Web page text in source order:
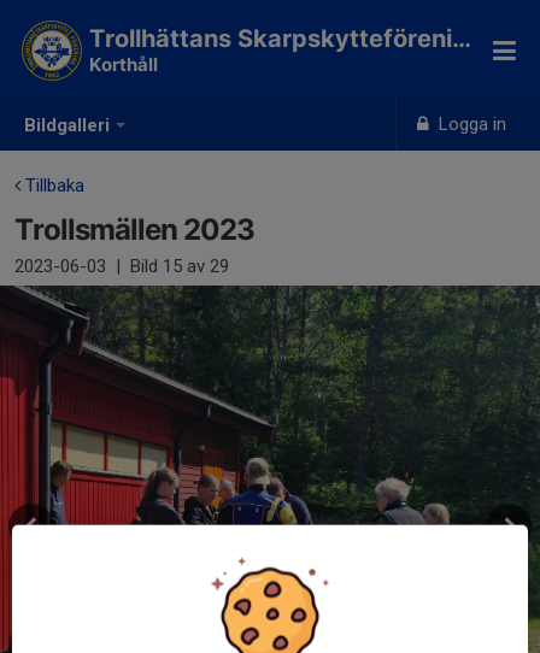
Bildgalleri Logga in
Trollhättans Skarpskytteförening
Korthåll
Tillbaka
Trollsmällen 2023
2023-06-03 | Bild 15 av 29